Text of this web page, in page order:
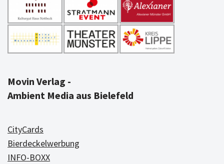
Movin Verlag -
Ambient Media aus Bielefeld
CityCards
Bierdeckelwerbung
INFO-BOXX